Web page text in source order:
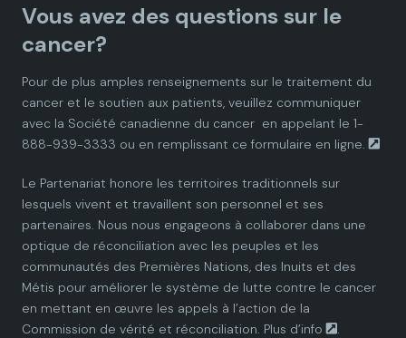
d
a
n
P
a
r
t
d
a
n
P
a
r
t
d
a
n
P
a
r
t
d
a
n
P
a
r
t
d
a
n
P
a
r
t
Vous avez des questions sur le
cancer?
Pour de plus amples renseignements sur le traitement du
cancer et le soutien aux patients, veuillez communiquer
avec la Société canadienne du cancer en appelant le 1-
888-939-3333 ou en remplissant ce formulaire en ligne.
Le Partenariat honore les territoires traditionnels sur
lesquels vivent et travaillent son personnel et ses
partenaires. Nous nous engageons à collaborer dans une
optique de réconciliation avec les peuples et les
communautés des Premières Nations, des Inuits et des
Métis pour améliorer le système de lutte contre le cancer
en mettant en œuvre les appels à l’action de la
Commission de vérité et réconciliation. Plus d’info .